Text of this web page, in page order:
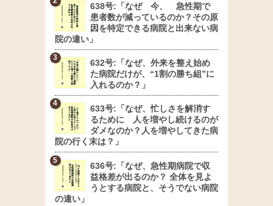
638号:「なぜ 今、 急性期で
患者数が減っているのか？その原
因を特定できる病院と出来ない病
院の違い」
632号:「なぜ、外来を整え始め
た病院だけが、“1割の勝ち組”に
入れるのか？」
633号:「なぜ、忙しさを解消す
るために 人を増やし続けるのが
ダメなのか？人を増やしてきた病
院の行く末は？」
636号:「なぜ、急性期病院で収
益格差が出るのか？ 全体を見よ
うとする病院と、そうでない病院
の違い」